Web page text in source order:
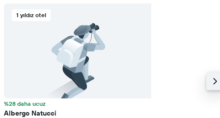
1 yıldız otel
%28 daha ucuz
Albergo Natucci